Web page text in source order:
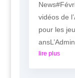
vidéos de
pour les
lire plus